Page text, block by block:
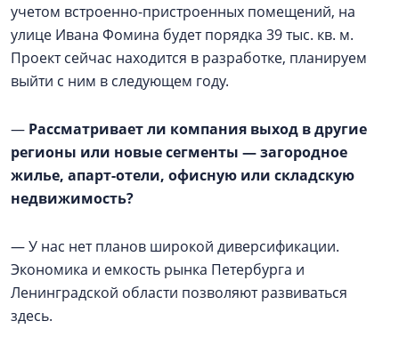
учетом встроенно-пристроенных помещений, на
улице Ивана Фомина будет порядка 39 тыс. кв. м.
Проект сейчас находится в разработке, планируем
выйти с ним в следующем году.
— Рассматривает ли компания выход в другие
регионы или новые сегменты — загородное
жилье, апарт-отели, офисную или складскую
недвижимость?
— У нас нет планов широкой диверсификации.
Экономика и емкость рынка Петербурга и
Ленинградской области позволяют развиваться
здесь.